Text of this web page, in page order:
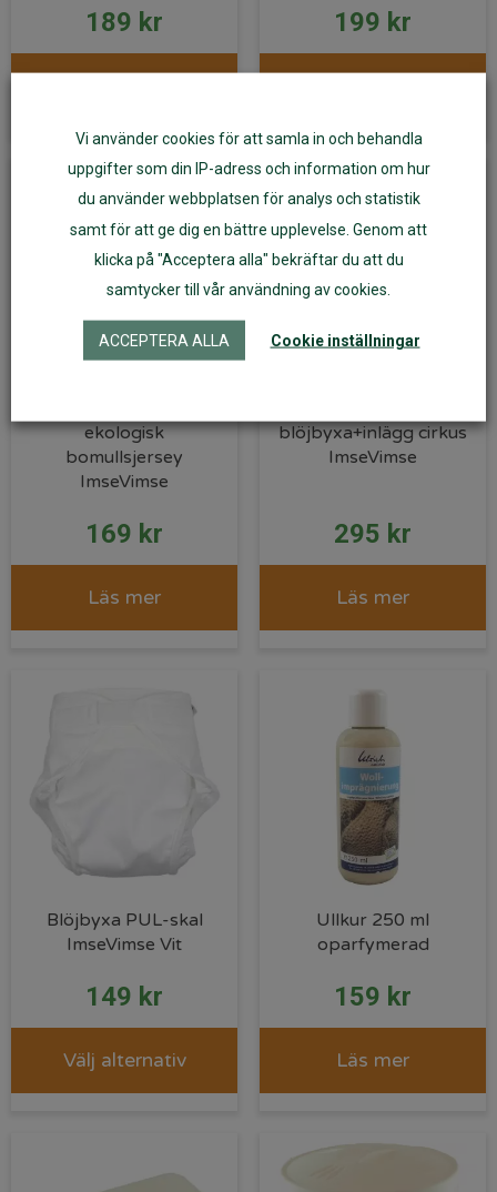
189 kr 199 kr
ekologisk
bomullsjersey
ImseVimse
169 kr
Läs mer
blöjbyxa+inlägg cirkus
ImseVimse
295 kr
Läs mer
Blöjbyxa PUL-skal
ImseVimse Vit
149 kr
Välj alternativ
Ullkur 250 ml
oparfymerad
159 kr
Läs mer
Vi använder cookies för att samla in och behandla
uppgifter som din IP-adress och information om hur
du använder webbplatsen för analys och statistik
samt för att ge dig en bättre upplevelse. Genom att
klicka på "Acceptera alla" bekräftar du att du
samtycker till vår användning av cookies.
ACCEPTERA ALLA Cookie inställningar